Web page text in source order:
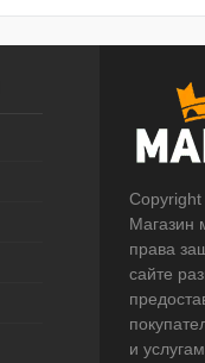
Магазин
права
сайте
и